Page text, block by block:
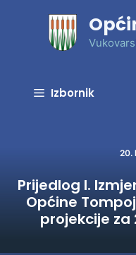
Izbornik
20.
Prijedlog I.
Općine
projekcije za